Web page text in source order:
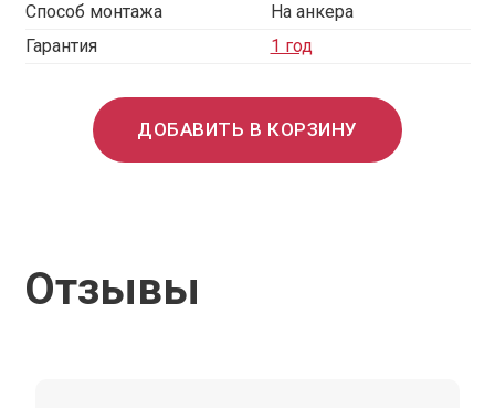
Способ монтажа
На анкера
Гарантия
1 год
ДОБАВИТЬ В КОРЗИНУ
Отзывы